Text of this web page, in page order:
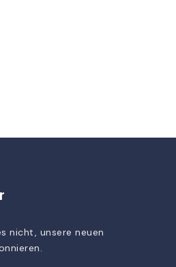
nicht, unsere neuen